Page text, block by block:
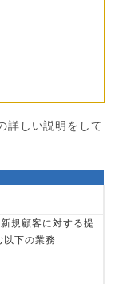
詳しい説明をして
規顧客に対する提
以下の業務